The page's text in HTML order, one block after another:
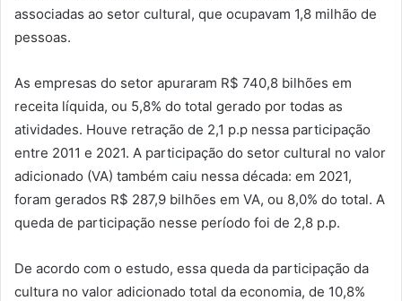
associadas ao setor cultural, que ocupavam 1,8 milhão de
pessoas.
As empresas do setor apuraram R$ 740,8 bilhões em
receita líquida, ou 5,8% do total gerado por todas as
atividades. Houve retração de 2,1 p.p nessa participação
entre 2011 e 2021. A participação do setor cultural no valor
adicionado (VA) também caiu nessa década: em 2021,
foram gerados R$ 287,9 bilhões em VA, ou 8,0% do total. A
queda de participação nesse período foi de 2,8 p.p.
De acordo com o estudo, essa queda da participação da
cultura no valor adicionado total da economia, de 10,8%